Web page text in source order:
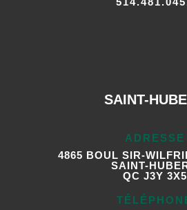
SAINT-
ADRESSE
4865 BOUL SIR-
SAINT-
QC J3Y 3X5